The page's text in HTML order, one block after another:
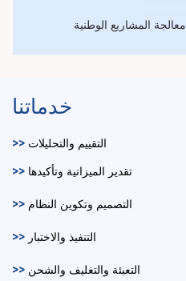
خدماتنا
>> التقييم والتحليلات
>> تقدير الميزانية وتأكيدها
>> التصميم وتكوين النظام
>> التنفيذ والاختبار
>> التعبئة والتغليف والشحن